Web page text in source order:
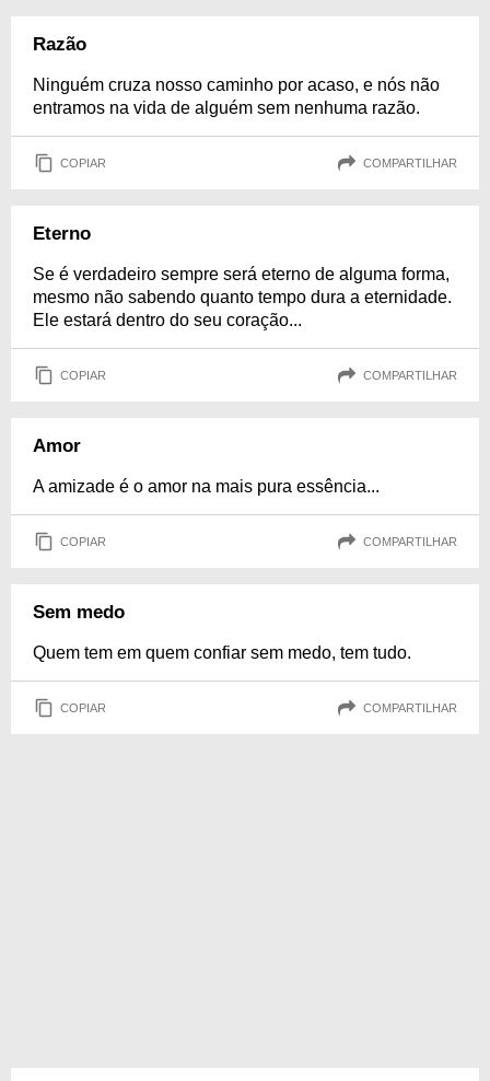
Razão
Ninguém cruza nosso caminho por acaso, e nós não
entramos na vida de alguém sem nenhuma razão.
COPIAR COMPARTILHAR
Eterno
Se é verdadeiro sempre será eterno de alguma forma,
mesmo não sabendo quanto tempo dura a eternidade.
Ele estará dentro do seu coração...
COPIAR COMPARTILHAR
Amor
A amizade é o amor na mais pura essência...
COPIAR COMPARTILHAR
Sem medo
Quem tem em quem confiar sem medo, tem tudo.
COPIAR COMPARTILHAR